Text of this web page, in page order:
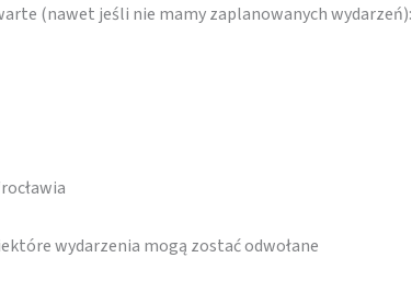
(nawet jeśli nie mamy zaplanowanych wydarzeń):
wydarzenia mogą zostać odwołane